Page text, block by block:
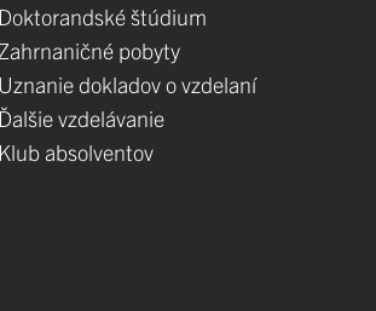
Doktorandské štúdium
Zahrnaničné pobyty
Uznanie dokladov o vzdelaní
Ďalšie vzdelávanie
Klub absolventov